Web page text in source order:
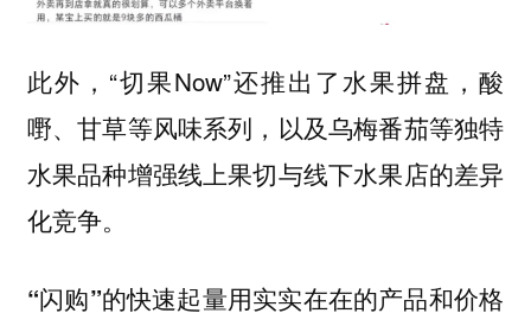
此外，“切果Now”还推出了水果拼盘，酸
嘢、甘草等风味系列，以及乌梅番茄等独特
水果品种增强线上果切与线下水果店的差异
化竞争。
“闪购”的快速起量用实实在在的产品和价格